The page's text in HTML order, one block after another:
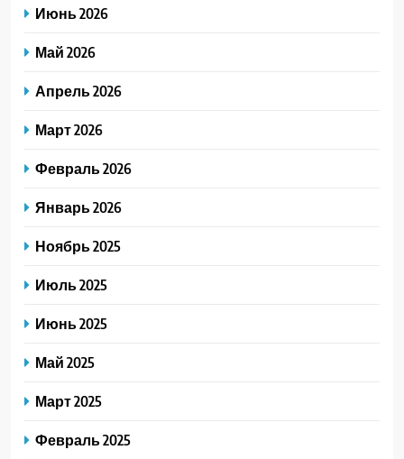
Июнь 2026
Май 2026
Апрель 2026
Март 2026
Февраль 2026
Январь 2026
Ноябрь 2025
Июль 2025
Июнь 2025
Май 2025
Март 2025
Февраль 2025